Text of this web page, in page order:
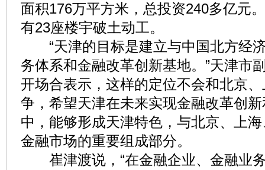
面积176万平方米，总投资240多亿元
有23座楼宇破土动工。
“天津的目标是建立与中国北方经
务体系和金融改革创新基地。”天津市
开场合表示，这样的定位不会和北京
争，希望天津在未来实现金融改革创
中，能够形成天津特色，与北京、上
金融市场的重要组成部分。
崔津渡说，“在金融企业、金融业